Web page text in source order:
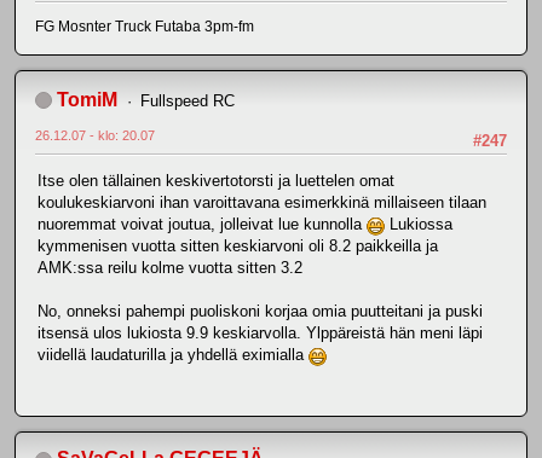
FG Mosnter Truck Futaba 3pm-fm
TomiM Fullspeed RC
#247
26.12.07 - klo: 20.07
Itse olen tällainen keskivertotorsti ja luettelen omat
koulukeskiarvoni ihan varoittavana esimerkkinä millaiseen tilaan
nuoremmat voivat joutua, jolleivat lue kunnolla
Lukiossa
kymmenisen vuotta sitten keskiarvoni oli 8.2 paikkeilla ja
AMK:ssa reilu kolme vuotta sitten 3.2
No, onneksi pahempi puoliskoni korjaa omia puutteitani ja puski
itsensä ulos lukiosta 9.9 keskiarvolla. Ylppäreistä hän meni läpi
viidellä laudaturilla ja yhdellä eximialla